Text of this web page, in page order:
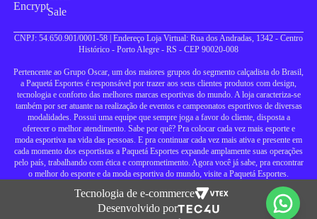
CNPJ: 54.650.901/0001-58 | Endereço Loja Virtual: Rua dos Andradas, 1342 - Centro
Histórico - Porto Alegre - RS - CEP 90020-008
Pertencente ao Grupo Oscar, um dos maiores grupos do segmento calçadista do Brasil,
a Paquetá Esportes é responsável por trazer aos seus clientes produtos com design,
tecnologia e conforto das melhores marcas esportivas do mundo. A loja caracteriza-se
também por ser atuante na realização de eventos e campeonatos esportivos de diversas
modalidades. Possui uma equipe que sempre joga a favor do cliente, disposta a
oferecer o melhor atendimento. Sabe por quê? Pra colocar cada vez mais esporte e
moda esportiva na vida das pessoas. E pra continuar cada vez mais ativa e presente em
cada momento dos esportistas a Paquetá Esportes expande amplamente suas operações
pelo país, trabalhando com ética e comprometimento. Agora você já sabe, pra encontrar
o melhor do esporte e da moda esportiva do mundo, visite a Paquetá Esportes.
Tecnologia de e-commerce
Desenvolvido por